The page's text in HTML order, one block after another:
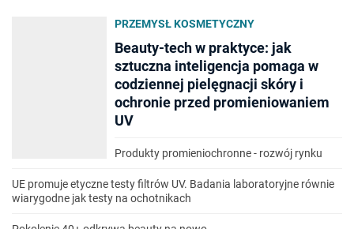
PRZEMYSŁ KOSMETYCZNY
Beauty-tech w praktyce: jak
sztuczna inteligencja pomaga w
codziennej pielęgnacji skóry i
ochronie przed promieniowaniem
UV
Produkty promieniochronne - rozwój rynku
UE promuje etyczne testy filtrów UV. Badania laboratoryjne równie
wiarygodne jak testy na ochotnikach